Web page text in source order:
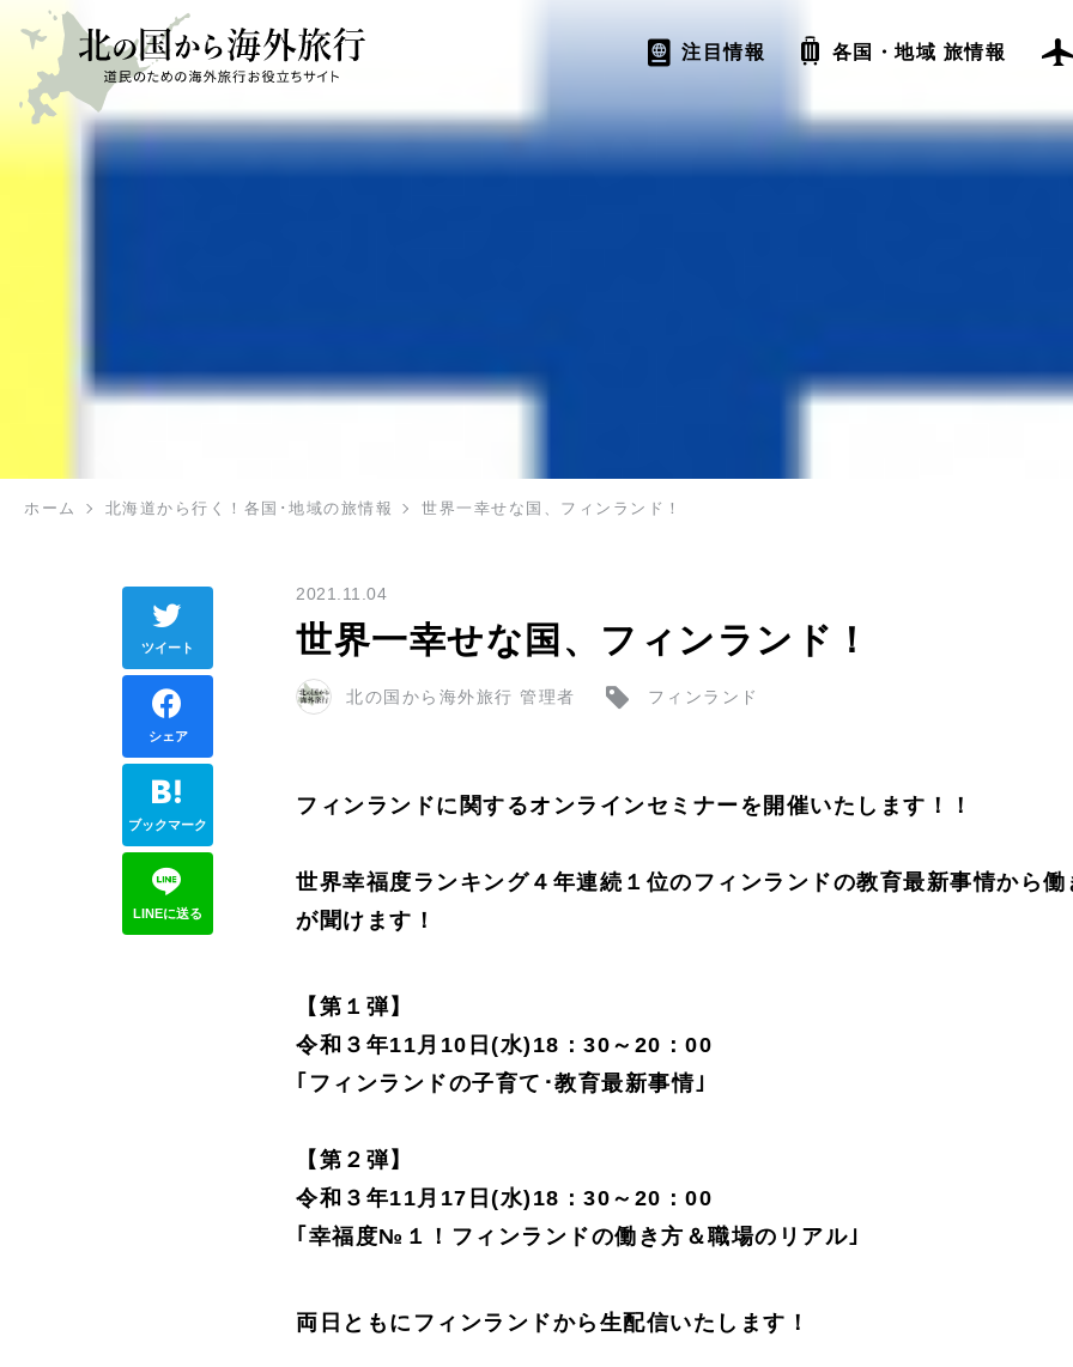
注目情報 各国・地域 旅情報
ホーム 北海道から行く！各国･地域の旅情報 世界一幸せな国、フィンランド！
2021.11.04
世界一幸せな国、フィンランド！
北の国から海外旅行 管理者 フィンランド
ツイート
シェア
ブックマーク
LINEに送る
フィンランドに関するオンラインセミナーを開催いたします！！
世界幸福度ランキング４年連続１位のフィンランドの教育最新事情から
が聞けます！
【第１弾】
令和３年11月10日(水)18：30～20：00
｢フィンランドの子育て･教育最新事情｣
【第２弾】
令和３年11月17日(水)18：30～20：00
｢幸福度№１！フィンランドの働き方＆職場のリアル｣
両日ともにフィンランドから生配信いたします！